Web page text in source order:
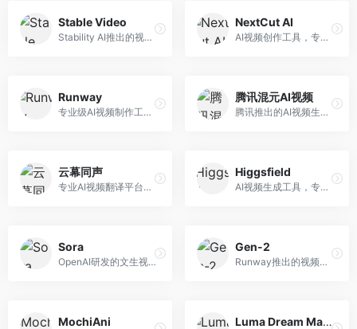
Stable Video
Stability AI推出的视频生成模型，开源可部署。面向开发者和专业创作者，支持视频生成、视频编辑等功能，开源生态完善，定制化程度高。
NextCut AI
AI视频创作工具，专注于智能剪辑和视频生成。面向视频创作者，提供智能剪辑、视频生成、特效添加等功能，剪辑效率高，适合快节奏内容生产。
Runway
专业级AI视频制作工具，支持视频生成与编辑。面向影视制作人和创意工作者，提供文生视频、视频编辑、绿幕抠像等专业功能，视频处理能力强，适合专业创作场景。
腾讯混元AI视频
腾讯推出的AI视频生成工具，基于混元大模型。面向腾讯生态用户和内容创作者，支持文生视频、视频编辑等功能，与腾讯产品生态深度整合。
云幕同声
专业AI视频翻译平台，支持视频多语言配音和字幕生成。面向跨境电商和内容出海从业者，提供视频翻译、配音、字幕生成等服务，多语言支持完善。
Higgsfield
AI视频生成工具，专注于高质量视频内容创作。面向视频创作者和营销人员，支持文生视频、视频编辑等功能，视频效果逼真，适合商业应用。
Sora
OpenAI研发的文生视频大模型，可根据文字描述生成长达60秒的高清视频。面向影视创作者、广告从业者和内容生产者，视频连贯性强，物理世界理解准确，代表了AI视频生成的最高水平。
Gen-2
Runway推出的视频生成模型，专注于文生视频和视频风格转换。面向影视制作人和创意工作者，支持文本到视频、图像到视频等多种生成模式，视频质量专业级。
MochiAni Luma Dream Machine